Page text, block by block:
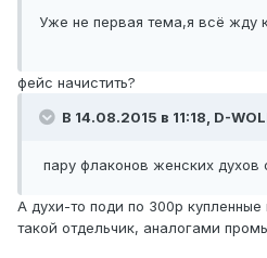
Уже не первая тема,я всё жду
фейс начистить?
В 14.08.2015 в 11:18, D-
пару флаконов женских духов
А духи-то поди по 300р
такой отдельчик, аналогами